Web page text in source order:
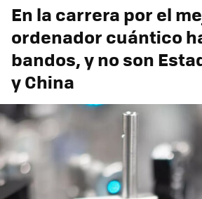
En la carrera por el
ordenador cuántico
bandos, y no son
y China